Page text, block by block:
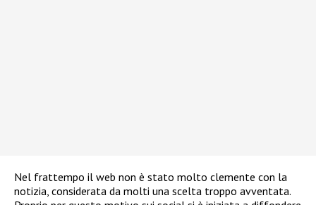
Nel frattempo il web non è stato molto clemente con la
notizia, considerata da molti una scelta troppo avventata.